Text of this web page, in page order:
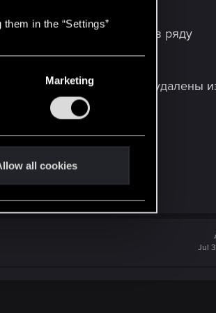
in the “Settings”
Marketing
all cookies
всему лимит в 9 юнитов в ряду
абилки, они не будут удалены
лидерами).
Jul